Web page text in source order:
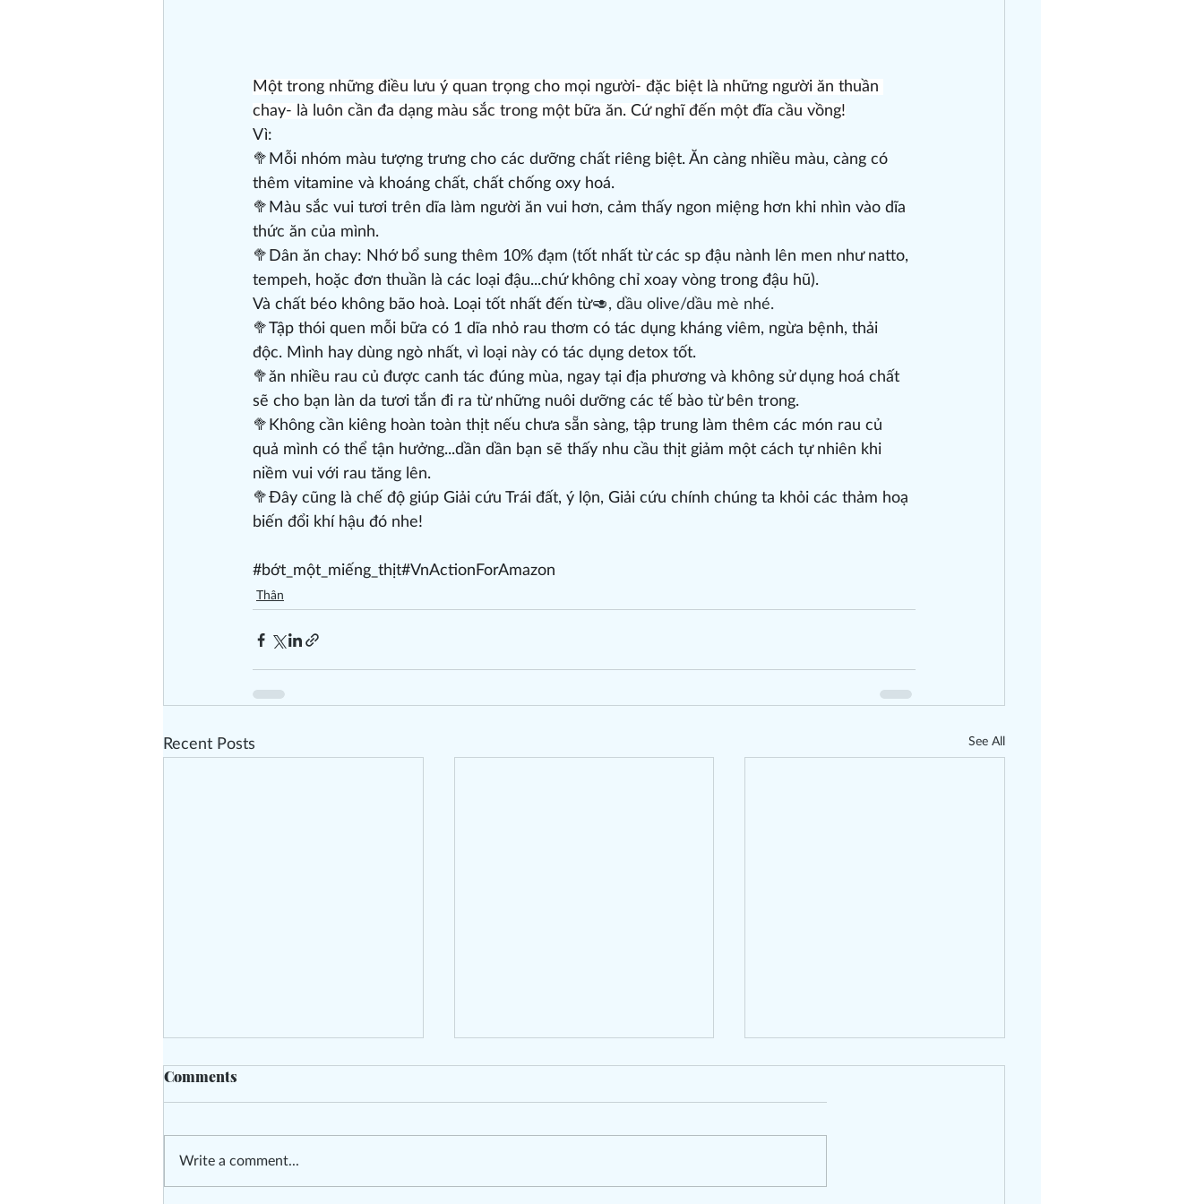
Một trong những điều lưu ý quan trọng cho mọi người- đặc biệt là những người ăn thuần
chay- là luôn cần đa dạng màu sắc trong một bữa ăn. Cứ nghĩ đến một đĩa cầu vồng!
Vì:
🥦Mỗi nhóm màu tượng trưng cho các dưỡng chất riêng biệt. Ăn càng nhiều màu, càng có
thêm vitamine và khoáng chất, chất chống oxy hoá.
🥦Màu sắc vui tươi trên dĩa làm người ăn vui hơn, cảm thấy ngon miệng hơn khi nhìn vào dĩa
thức ăn của mình.
🥦Dân ăn chay: Nhớ bổ sung thêm 10% đạm (tốt nhất từ các sp đậu nành lên men như natto,
tempeh, hoặc đơn thuần là các loại đậu...chứ không chỉ xoay vòng trong đậu hũ).
Và chất béo không bão hoà. Loại tốt nhất đến từ🥑, dầu olive/dầu mè nhé.
🥦Tập thói quen mỗi bữa có 1 dĩa nhỏ rau thơm có tác dụng kháng viêm, ngừa bệnh, thải
độc. Mình hay dùng ngò nhất, vì loại này có tác dụng detox tốt.
🥦ăn nhiều rau củ được canh tác đúng mùa, ngay tại địa phương và không sử dụng hoá chất
sẽ cho bạn làn da tươi tắn đi ra từ những nuôi dưỡng các tế bào từ bên trong.
🥦Không cần kiêng hoàn toàn thịt nếu chưa sẵn sàng, tập trung làm thêm các món rau củ
quả mình có thể tận hưởng...dần dần bạn sẽ thấy nhu cầu thịt giảm một cách tự nhiên khi
niềm vui với rau tăng lên.
🥦Đây cũng là chế độ giúp Giải cứu Trái đất, ý lộn, Giải cứu chính chúng ta khỏi các thảm hoạ
biến đổi khí hậu đó nhe!
#bớt_một_miếng_thịt#VnActionForAmazon
Thân
Recent Posts See All
Comments
Write a comment...